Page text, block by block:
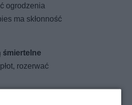
ogrodzenia
ma skłonność
śmiertelne
rozerwać